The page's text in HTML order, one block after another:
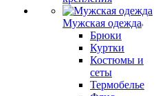
Мужская одежда
Брюки
Куртки
Костюмы и
сеты
Термобелье